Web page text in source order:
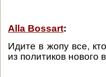
Alla Bossart:
Идите в жопу все,
из политиков